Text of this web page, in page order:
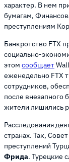
характер. В нем
бумагам,
преступлениям
Банкротство FTX
социально-
этом сообщает
еженедельно FTX
сотрудников,
после внезапного
жители лишились
Расследования
странах. Так,
преступлений
Фрида. Турецкие